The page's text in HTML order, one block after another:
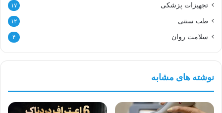
تجهیزات پزشکی ۱۷
طب سنتی ۱۲
سلامت روان ۴
نوشته های مشابه